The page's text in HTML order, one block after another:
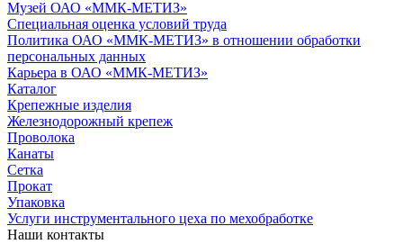
Музей ОАО «ММК-МЕТИЗ»
Специальная оценка условий труда
Политика ОАО «ММК-МЕТИЗ» в отношении обработки
персональных данных
Карьера в ОАО «ММК-МЕТИЗ»
Каталог
Крепежные изделия
Железнодорожный крепеж
Проволока
Канаты
Сетка
Прокат
Упаковка
Услуги инструментального цеха по мехобработке
Наши контакты